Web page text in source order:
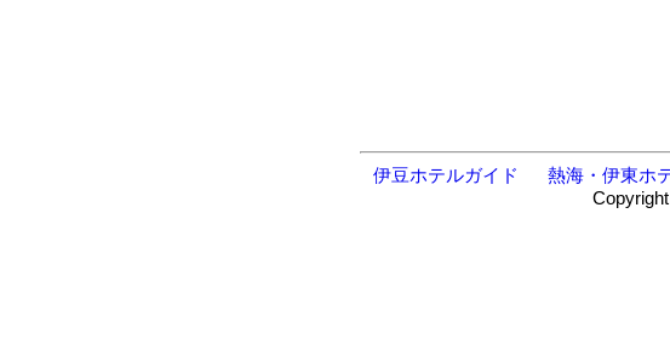
伊豆ホテルガイド
熱海・伊東ホ